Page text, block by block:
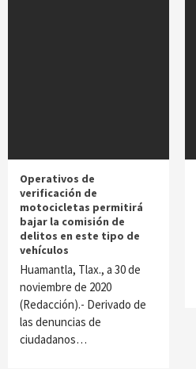
Operativos de
verificación de
motocicletas permitirá
bajar la comisión de
delitos en este tipo de
vehículos
Huamantla, Tlax., a 30 de
noviembre de 2020
(Redacción).- Derivado de
las denuncias de
ciudadanos…